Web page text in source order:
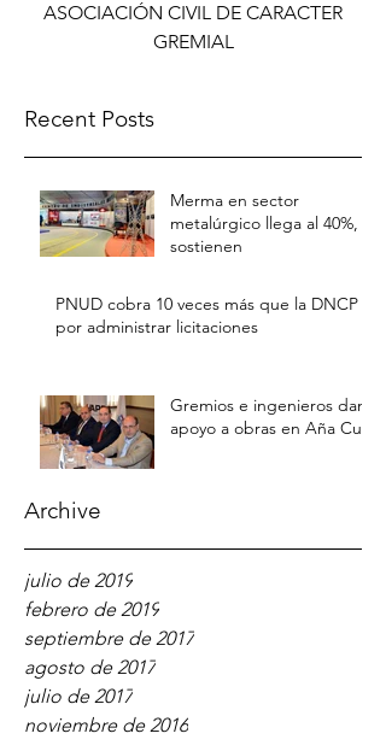
ASOCIACIÓN CIVIL DE CARACTER
GREMIAL
Recent Posts
Merma en sector
metalúrgico llega al 40%,
sostienen
PNUD cobra 10 veces más que la DNCP
por administrar licitaciones
Gremios e ingenieros dan
apoyo a obras en Aña Cua
Archive
julio de 2019
febrero de 2019
septiembre de 2017
agosto de 2017
julio de 2017
noviembre de 2016